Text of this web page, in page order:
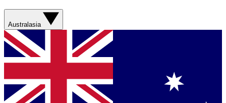
Australasia